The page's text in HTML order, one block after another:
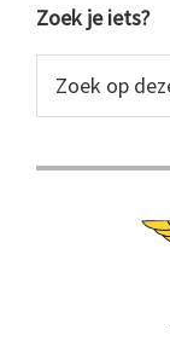
Primaire
Sidebar
Zoek je iets?
op
website